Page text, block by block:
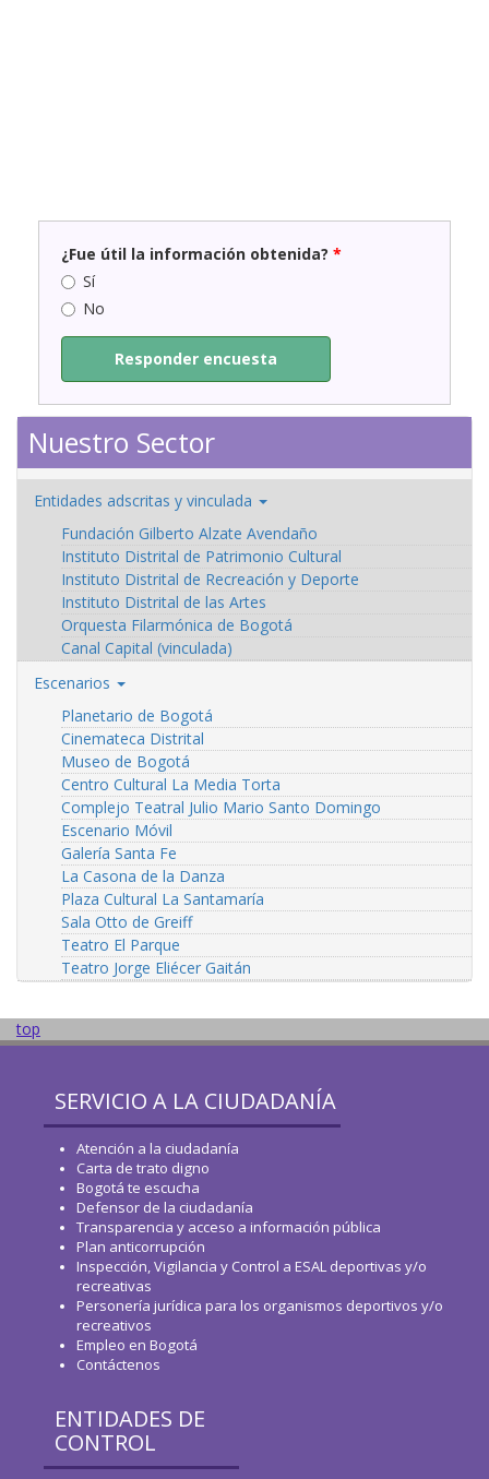
¿Fue útil la información obtenida? *
Sí
No
Responder encuesta
Nuestro Sector
Entidades adscritas y vinculada
Fundación Gilberto Alzate Avendaño
Instituto Distrital de Patrimonio Cultural
Instituto Distrital de Recreación y Deporte
Instituto Distrital de las Artes
Orquesta Filarmónica de Bogotá
Canal Capital (vinculada)
Escenarios
Planetario de Bogotá
Cinemateca Distrital
Museo de Bogotá
Centro Cultural La Media Torta
Complejo Teatral Julio Mario Santo Domingo
Escenario Móvil
Galería Santa Fe
La Casona de la Danza
Plaza Cultural La Santamaría
Sala Otto de Greiff
Teatro El Parque
Teatro Jorge Eliécer Gaitán
top
SERVICIO A LA CIUDADANÍA
Atención a la ciudadanía
Carta de trato digno
Bogotá te escucha
Defensor de la ciudadanía
Transparencia y acceso a información pública
Plan anticorrupción
Inspección, Vigilancia y Control a ESAL deportivas y/o
recreativas
Personería jurídica para los organismos deportivos y/o
recreativos
Empleo en Bogotá
Contáctenos
ENTIDADES DE
CONTROL